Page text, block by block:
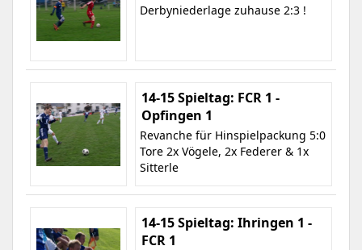
Derbyniederlage zuhause 2:3 !
14-15 Spieltag: FCR 1 -
Opfingen 1
Revanche für Hinspielpackung 5:0
Tore 2x Vögele, 2x Federer & 1x
Sitterle
14-15 Spieltag: Ihringen 1 -
FCR 1